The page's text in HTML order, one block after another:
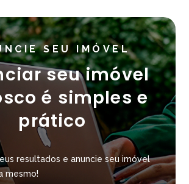
SEU IMÓVEL
seu imóvel
é simples e
prático
resultados e anuncie seu imóvel
mesmo!